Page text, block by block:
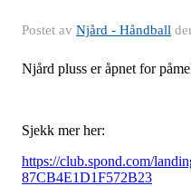
Postet av Njård - Håndball
Njård pluss er åpnet for
Sjekk mer her:
https://club.spond.com/
87CB4E1D1F572B23